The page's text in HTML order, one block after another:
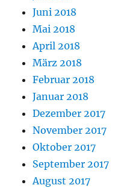
Juni 2018
Mai 2018
April 2018
März 2018
Februar 2018
Januar 2018
Dezember 2017
November 2017
Oktober 2017
September 2017
August 2017